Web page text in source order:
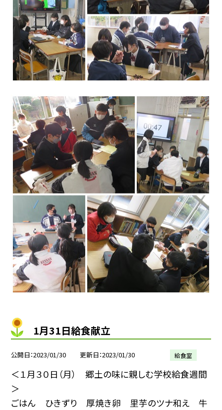
1月31日給食献立
公開日 2023/01/30 更新日 2023/01/30 給食室
＜１月３０日（月） 郷土の味󠄀に親しむ学校給食週間
＞
ごはん ひきずり 厚焼き卵 里芋のツナ和え 牛